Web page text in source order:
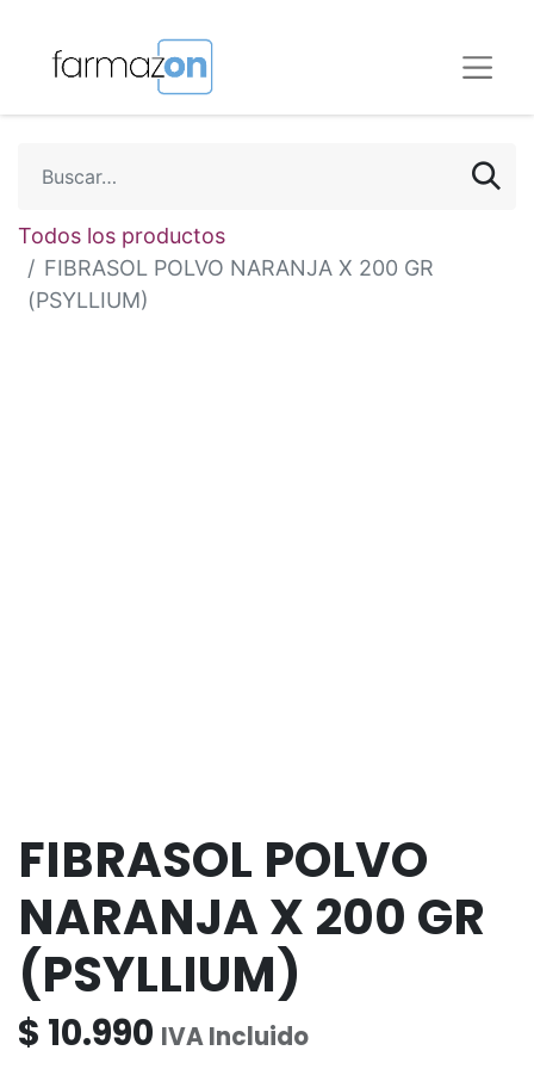
Todos los productos
FIBRASOL POLVO NARANJA X 200 GR
(PSYLLIUM)
FIBRASOL POLVO
NARANJA X 200 GR
(PSYLLIUM)
$ 10.990 IVA Incluido